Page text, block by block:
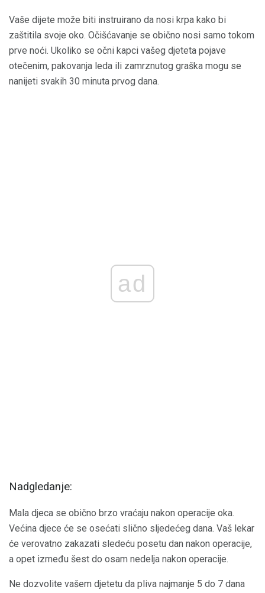
Vaše dijete može biti instruirano da nosi krpa kako bi
zaštitila svoje oko. Očišćavanje se obično nosi samo tokom
prve noći. Ukoliko se očni kapci vašeg djeteta pojave
otečenim, pakovanja leda ili zamrznutog graška mogu se
nanijeti svakih 30 minuta prvog dana.
ad
Nadgledanje:
Mala djeca se obično brzo vraćaju nakon operacije oka.
Većina djece će se osećati slično sljedećeg dana. Vaš lekar
će verovatno zakazati sledeću posetu dan nakon operacije,
a opet između šest do osam nedelja nakon operacije.
Ne dozvolite vašem djetetu da pliva najmanje 5 do 7 dana